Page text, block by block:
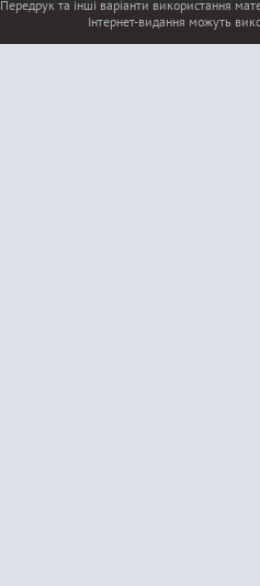
Передрук та інші варіанти використання
Інтернет-видання можуть